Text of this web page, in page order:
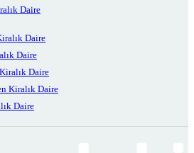
Daire
Daire
Daire
Daire
Kiralık Daire
Daire